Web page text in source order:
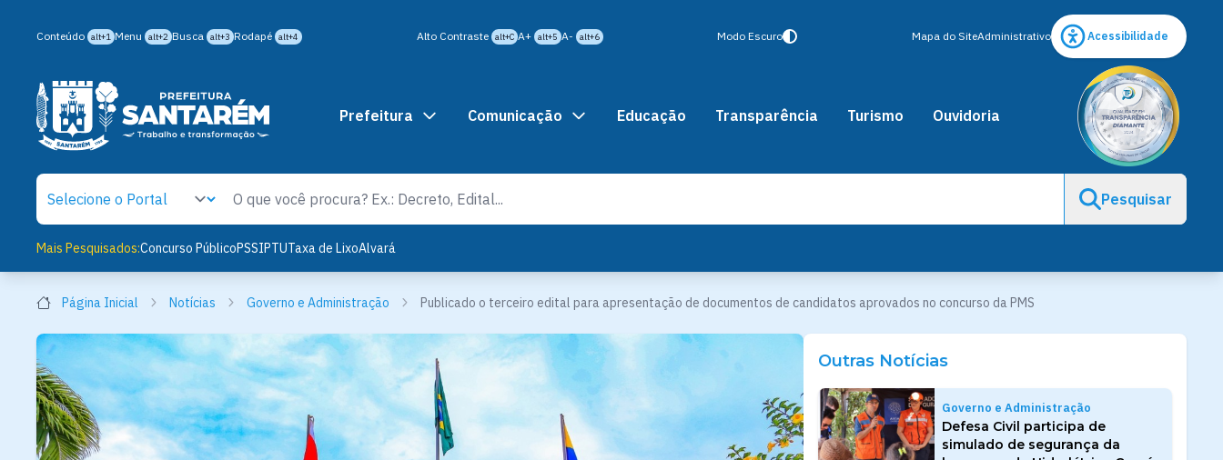
Conteúdo alt+1 Menu alt+2 Busca alt+3 Rodapé alt+4 Alto Contraste alt+C A+ alt+5 A- alt+6 Modo Escuro Mapa do SiteAdministrativo Acessibilidade
Prefeitura Comunicação Educação Transparência Turismo Ouvidoria
Pesquisar
Mais Pesquisados:Concurso PúblicoPSSIPTUTaxa de LixoAlvará
Página Inicial Notícias Governo e Administração Publicado o terceiro edital para apresentação de documentos de candidatos aprovados no concurso da PMS
Outras Notícias
Governo e Administração
Defesa Civil participa de
simulado de segurança da